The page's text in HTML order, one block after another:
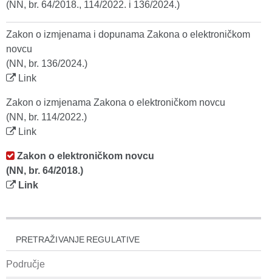
(NN, br. 64/2018., 114/2022. i 136/2024.)
Zakon o izmjenama i dopunama Zakona o elektroničkom
novcu
(NN, br. 136/2024.)
Link
Zakon o izmjenama Zakona o elektroničkom novcu
(NN, br. 114/2022.)
Link
Zakon o elektroničkom novcu
(NN, br. 64/2018.)
Link
PRETRAŽIVANJE REGULATIVE
Područje